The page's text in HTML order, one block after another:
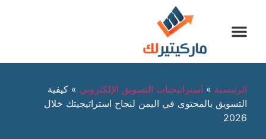
الرئيسية » استراتيجيات التسويق الإلكتروني » كيفية
التسويق بالمحتوى في اليمن لنجاح استراتيجيتك خلال
2026